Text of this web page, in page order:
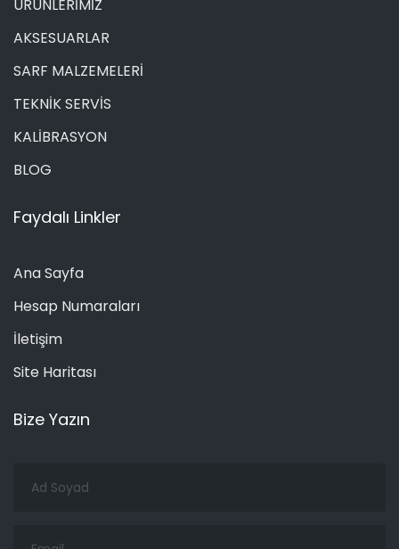
ÜRÜNLERİMİZ
AKSESUARLAR
SARF MALZEMELERİ
TEKNİK SERVİS
KALİBRASYON
BLOG
Faydalı Linkler
Ana Sayfa
Hesap Numaraları
İletişim
Site Haritası
Bize Yazın
Soyad